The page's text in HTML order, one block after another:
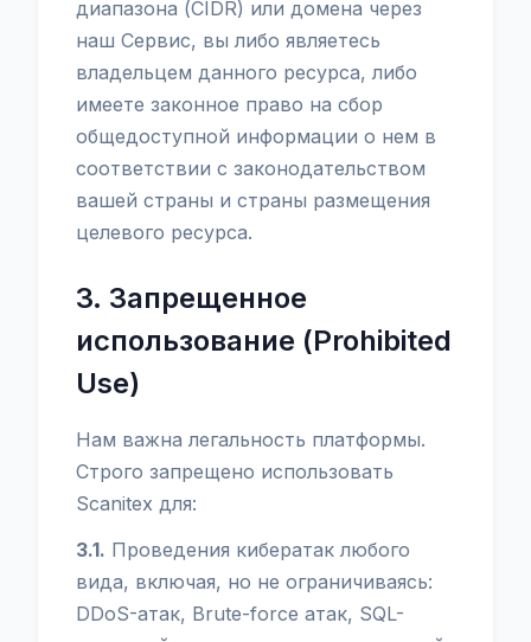
диапазона (CIDR) или домена через
наш Сервис, вы либо являетесь
владельцем данного ресурса, либо
имеете законное право на сбор
общедоступной информации о нем в
соответствии с законодательством
вашей страны и страны размещения
целевого ресурса.
3. Запрещенное
использование (Prohibited
Use)
Нам важна легальность платформы.
Строго запрещено использовать
Scanitex для:
3.1. Проведения кибератак любого
вида, включая, но не ограничиваясь:
DDoS-атак, Brute-force атак, SQL-